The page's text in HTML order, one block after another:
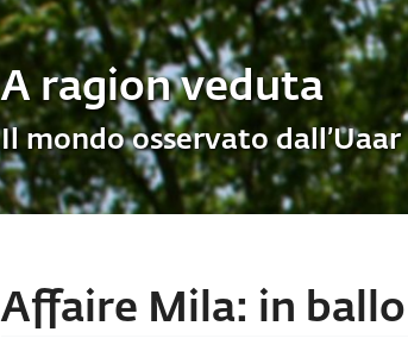
A ragion veduta
Il mondo osservato dall’Uaar
Affaire Mila: in